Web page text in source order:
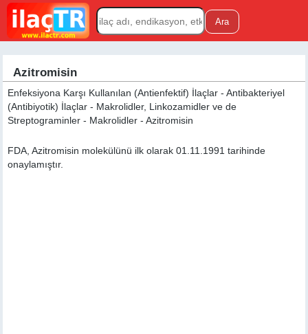
Azitromisin
Enfeksiyona Karşı Kullanılan (Antienfektif) İlaçlar - Antibakteriyel
(Antibiyotik) İlaçlar - Makrolidler, Linkozamidler ve de
Streptograminler - Makrolidler - Azitromisin
FDA, Azitromisin molekülünü ilk olarak 01.11.1991 tarihinde
onaylamıştır.